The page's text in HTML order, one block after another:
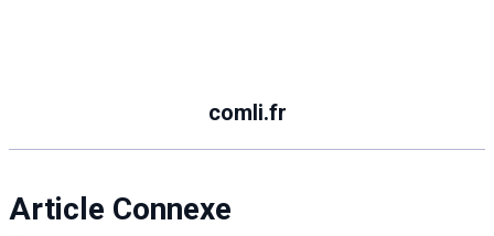
comli.fr
Article Connexe